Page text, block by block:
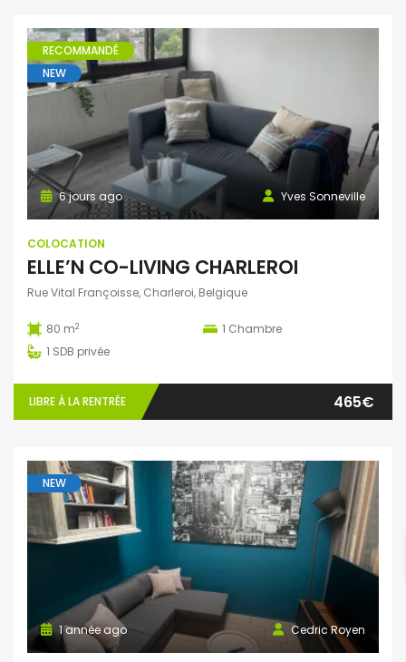
RECOMMANDÉ
NEW
Yves Sonneville
6 jours ago
COLOCATION
ELLE’N CO-LIVING CHARLEROI
Rue Vital Françoisse, Charleroi, Belgique
80 m2 1 Chambre
1 SDB privée
LIBRE À LA RENTRÉE 465€
NEW
Cedric Royen
1 année ago